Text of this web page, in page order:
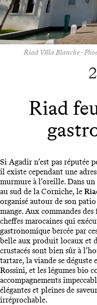
Riad Villa Blanche-
Riad
Si Agadir n’est pas réputée
il existe cependant une
murmure à l’oreille. Dans
au sud de la Corniche, le
organisé autour de son
mange. Aux commandes
cheffes marocaines qui
gastronomique bercée par
belle aux produit locaux et
crustacés sont bien sûr à
tartare, la viande se
Rossini, et les légumes bio
accompagnements
élégantes et pleines de
irréprochable.